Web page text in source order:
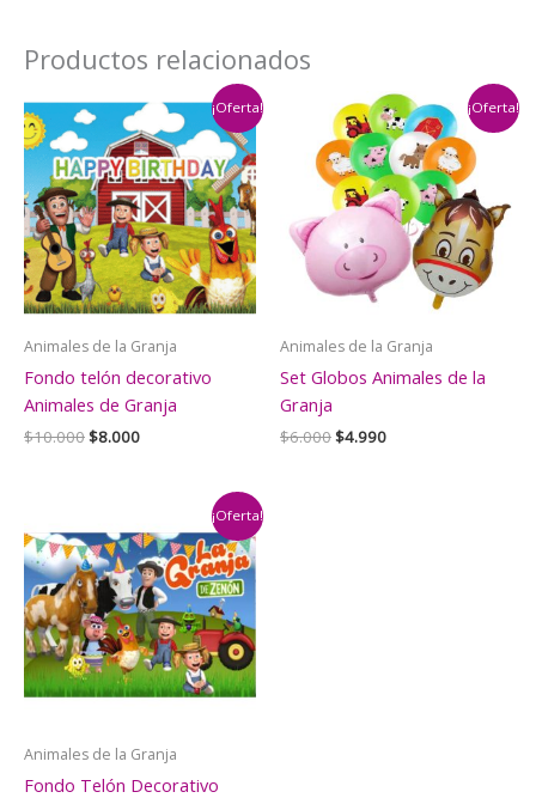
Productos relacionados
¡Oferta!
Animales de la Granja
Fondo telón decorativo
Animales de Granja
$10.000El
$8.000El
¡Oferta!
Animales de la Granja
Set Globos Animales de la
Granja
$6.000El
$4.990El
¡Oferta!
Animales de la Granja
Fondo Telón Decorativo